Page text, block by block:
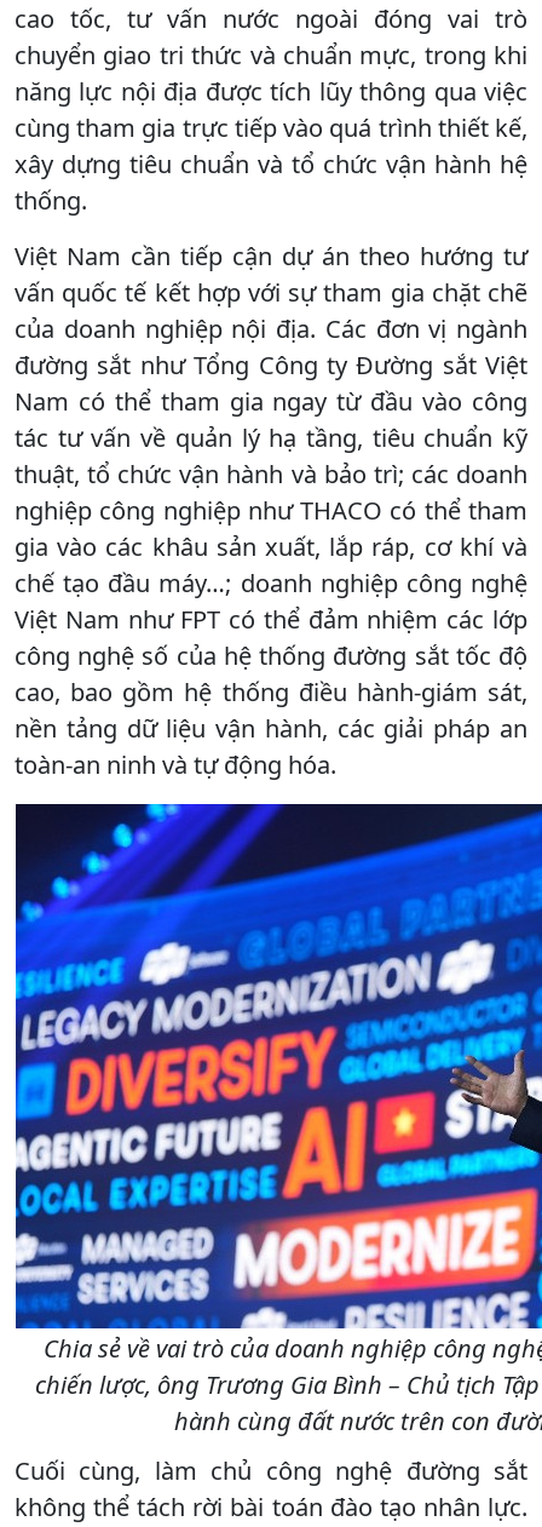
cao tốc, tư vấn nước ngoài đóng vai trò
chuyển giao tri thức và chuẩn mực, trong khi
năng lực nội địa được tích lũy thông qua việc
cùng tham gia trực tiếp vào quá trình thiết kế,
xây dựng tiêu chuẩn và tổ chức vận hành hệ
thống.
Việt Nam cần tiếp cận dự án theo hướng tư
vấn quốc tế kết hợp với sự tham gia chặt chẽ
của doanh nghiệp nội địa. Các đơn vị ngành
đường sắt như Tổng Công ty Đường sắt Việt
Nam có thể tham gia ngay từ đầu vào công
tác tư vấn về quản lý hạ tầng, tiêu chuẩn kỹ
thuật, tổ chức vận hành và bảo trì; các doanh
nghiệp công nghiệp như THACO có thể tham
gia vào các khâu sản xuất, lắp ráp, cơ khí và
chế tạo đầu máy…; doanh nghiệp công nghệ
Việt Nam như FPT có thể đảm nhiệm các lớp
công nghệ số của hệ thống đường sắt tốc độ
cao, bao gồm hệ thống điều hành-giám sát,
nền tảng dữ liệu vận hành, các giải pháp an
toàn-an ninh và tự động hóa.
Chia sẻ về vai trò của doanh nghiệp công
chiến lược, ông Trương Gia Bình – Chủ tịch
hành cùng đất nước trên con
Cuối cùng, làm chủ công nghệ đường sắt
không thể tách rời bài toán đào tạo nhân lực.